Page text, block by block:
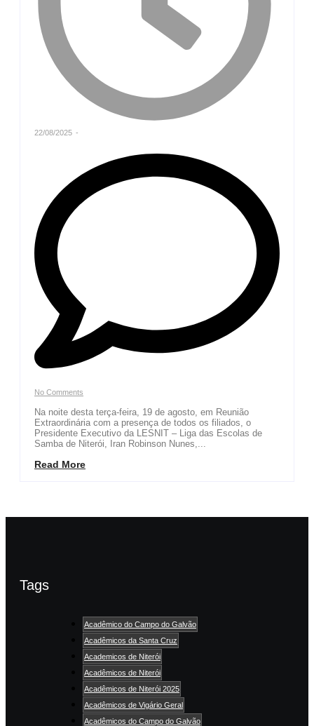
22/08/2025 -
No Comments
Na noite desta terça-feira, 19 de agosto, em Reunião
Extraordinária com a presença de todos os filiados, o
Presidente Executivo da LESNIT – Liga das Escolas de
Samba de Niterói, Iran Robinson Nunes,...
Read More
Tags
Acadêmico do Campo do Galvão
Acadêmicos da Santa Cruz
Academicos de Niterói
Acadêmicos de Niterói
Acadêmicos de Niterói 2025
Acadêmicos de Vigário Geral
Acadêmicos do Campo do Galvão